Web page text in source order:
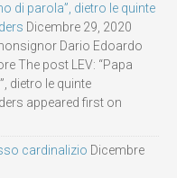
di parola”, dietro le quinte
Dicembre 29, 2020
Dario Edoardo
The post LEV: “Papa
dietro le quinte
appeared first on
cardinalizio Dicembre